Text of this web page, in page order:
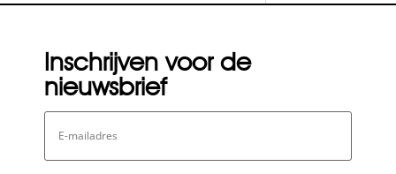
Inschrijven voor de
nieuwsbrief
E-
mailadres